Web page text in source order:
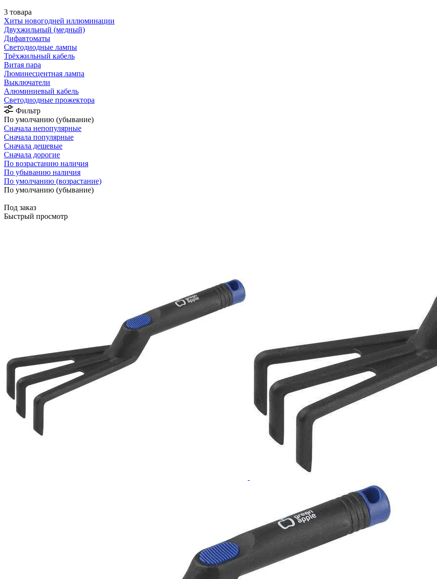
3 товара
Хиты новогодней иллюминации
Двухжильный (медный)
Дифавтоматы
Светодиодные лампы
Трёхжильный кабель
Витая пара
Люминесцентная лампа
Выключатели
Алюминиевый кабель
Светодиодные прожектора
Фильтр
По умолчанию (убывание)
Сначала непопулярные
Сначала популярные
Сначала дешевые
Сначала дорогие
По возрастанию наличия
По убыванию наличия
По умолчанию (возрастание)
По умолчанию (убывание)
Под заказ
Быстрый просмотр